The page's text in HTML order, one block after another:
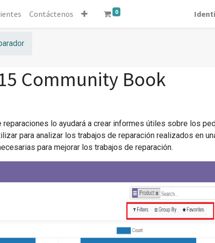
Contáctenos 0
Community Book
reparaciones lo ayudará a crear informes útiles sobre los
para analizar los trabajos de reparación realizados en
para mejorar los trabajos de reparación.